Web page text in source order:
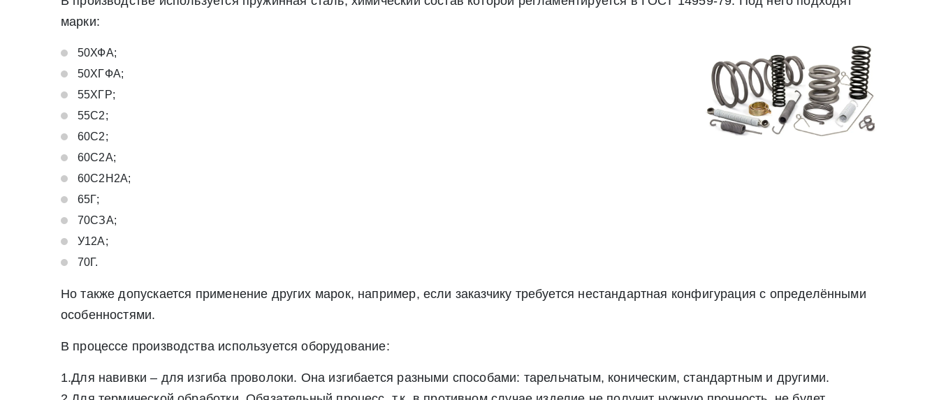
марки:
50ХФА;
50ХГФА;
55ХГР;
55С2;
60С2;
60С2А;
60С2Н2А;
65Г;
70СЗА;
У12А;
70Г.
Но также допускается применение других марок, например, если заказчику требуется нестандартная конфигурация с определёнными
особенностями.
В процессе производства используется оборудование:
1.Для навивки – для изгиба проволоки. Она изгибается разными способами: тарельчатым, коническим, стандартным и другими.
Отправить заявку